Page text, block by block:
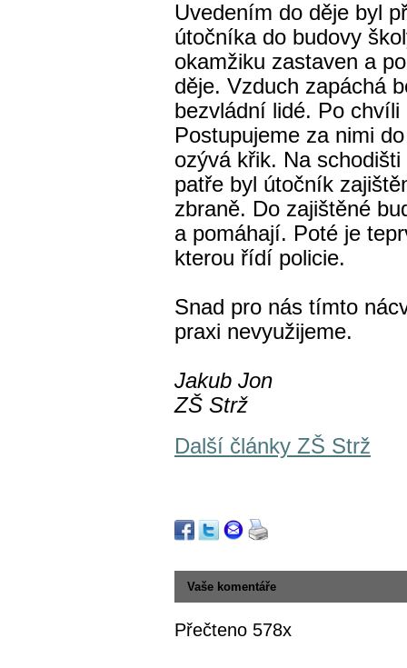
Uvedením do děje byl
útočníka do budovy
okamžiku zastaven a
děje. Vzduch zapáchá
bezvládní lidé. Po
Postupujeme za nimi
ozývá křik. Na
patře byl útočník
zbraně. Do zajištěné
a pomáhají. Poté je
kterou řídí policie.
Snad pro nás tímto
praxi nevyužijeme.
Jakub Jon
ZŠ Strž
Další články ZŠ Strž
Vaše komentáře
Přečteno 578x